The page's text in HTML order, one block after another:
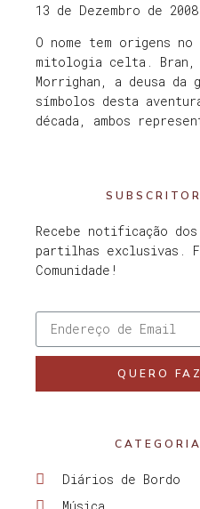
13 de Dezembro de 2008.
O nome tem origens
mitologia celta. Bran,
Morrighan, a deusa da
símbolos desta
década, ambos
Recebe notificação
partilhas exclusivas.
Comunidade!
QUERO
Diários de Bordo